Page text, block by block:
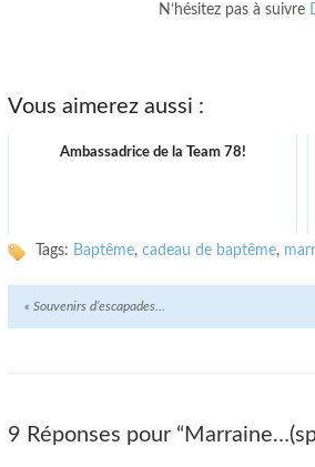
N’hésitez pas à suivre
Vous aimerez aussi :
Ambassadrice de la Team 78!
Tags: Baptême, cadeau de baptême,
« Souvenirs d’escapades…
9 Réponses pour